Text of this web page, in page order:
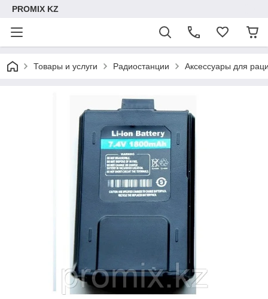
PROMIX KZ
Товары и услуги Радиостанции Аксессуары для